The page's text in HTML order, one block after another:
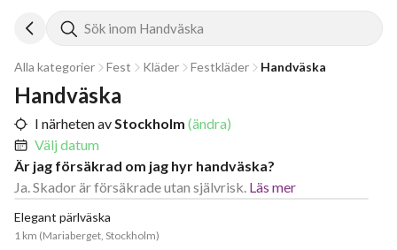
Sök inom Handväska
Alla kategorier Fest Kläder Festkläder Handväska
Handväska
I närheten avStockholm (ändra)
Välj datum
Är jag försäkrad om jag hyr handväska?
Ja. Skador är försäkrade utan självrisk. Läs mer
Elegant pärlväska
1 km (Mariaberget, Stockholm)